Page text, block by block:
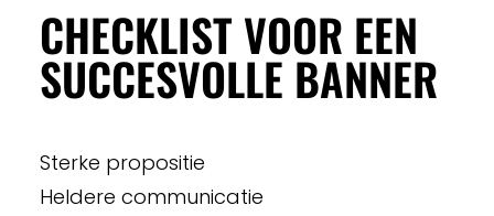
CHECKLIST VOOR EEN
SUCCESVOLLE BANNER
Sterke propositie
Heldere communicatie